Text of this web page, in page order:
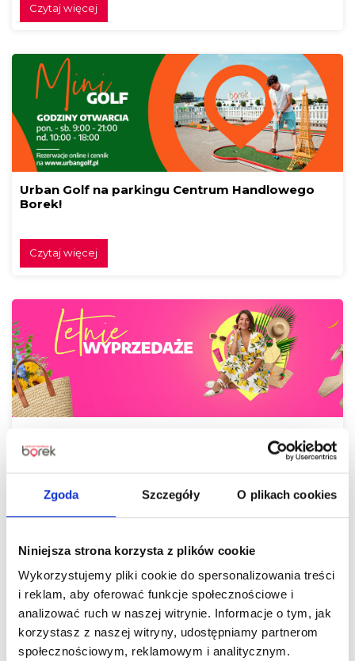
Zgoda Szczegóły O plikach cookies
Niniejsza strona korzysta z plików cookie
Wykorzystujemy pliki cookie do spersonalizowania treści
i reklam, aby oferować funkcje społecznościowe i
analizować ruch w naszej witrynie. Informacje o tym, jak
korzystasz z naszej witryny, udostępniamy partnerom
społecznościowym, reklamowym i analitycznym.
Czytaj więcej
Urban Golf na parkingu Centrum Handlowego
Borek!
Czytaj więcej
wyprzedaże w Centrum Handlowym Borek
Czytaj więcej